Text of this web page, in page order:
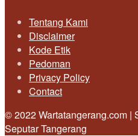
Tentang Kami
Disclaimer
Kode Etik
Pedoman
Privacy Policy
Contact
© 2022 Wartatangerang.com |
Seputar Tangerang